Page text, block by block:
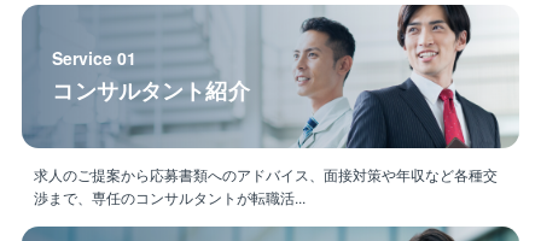
Service 01
コンサルタント紹介
求人のご提案から応募書類へのアドバイス、面接対策や年収など各種交
渉まで、専任のコンサルタントが転職活...